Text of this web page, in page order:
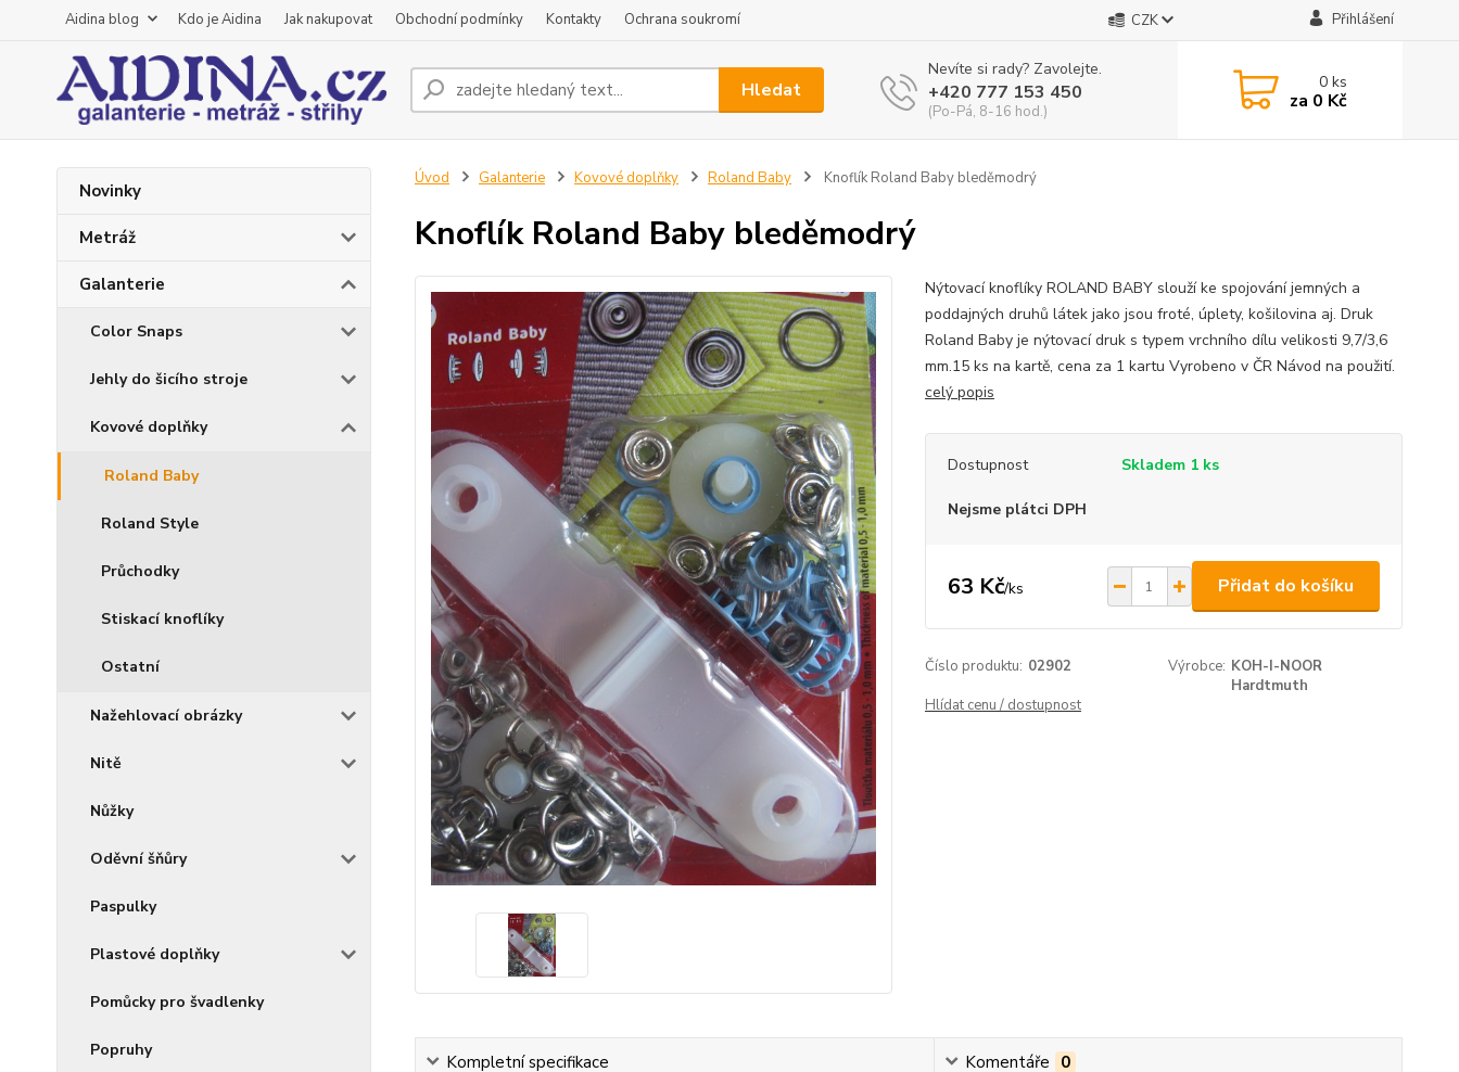
Aidina blog Kdo je Aidina Jak nakupovat Obchodní podmínky Kontakty Ochrana soukromí CZK Přihlášení
Hledat
Nevíte si rady? Zavolejte.
+420 777 153 450
(Po-Pá, 8-16 hod.)
0ks
za 0 Kč
Novinky
Metráž
Galanterie
Color Snaps
Jehly do šicího stroje
Kovové doplňky
Roland Baby
Roland Style
Průchodky
Stiskací knoflíky
Ostatní
Nažehlovací obrázky
Nitě
Nůžky
Oděvní šňůry
Paspulky
Plastové doplňky
Pomůcky pro švadlenky
Popruhy
Úvod Galanterie Kovové doplňky Roland Baby Knoflík Roland Baby bleděmodrý
Knoflík Roland Baby bleděmodrý
Nýtovací knoflíky ROLAND BABY slouží ke spojování jemných a
poddajných druhů látek jako jsou froté, úplety, košilovina aj. Druk
Roland Baby je nýtovací druk s typem vrchního dílu velikosti 9,7/3,6
mm.15 ks na kartě, cena za 1 kartu Vyrobeno v ČR Návod na použití.
celý popis
Dostupnost Skladem 1 ks
Nejsme plátci DPH
63 Kč/ks Přidat do košíku
Číslo produktu: 02902 Výrobce: KOH-I-NOOR
Hardtmuth
Hlídat cenu / dostupnost
Kompletní specifikace Komentáře 0